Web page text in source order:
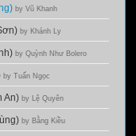
by Vũ Khanh
by Khánh Ly
by Quỳnh Như Bolero
by Tuấn Ngọc
An) by Lệ Quyên
by Bằng Kiều